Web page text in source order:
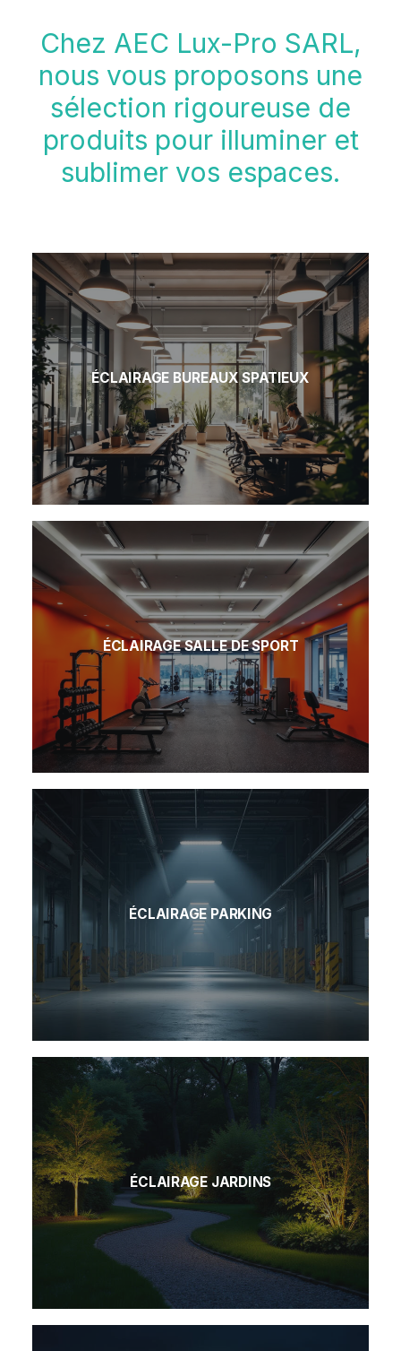
Chez AEC Lux-Pro SARL,
nous vous proposons une
sélection rigoureuse de
produits pour illuminer et
sublimer vos espaces.
ÉCLAIRAGE BUREAUX SPATIEUX
ÉCLAIRAGE SALLE DE SPORT
ÉCLAIRAGE PARKING
ÉCLAIRAGE JARDINS